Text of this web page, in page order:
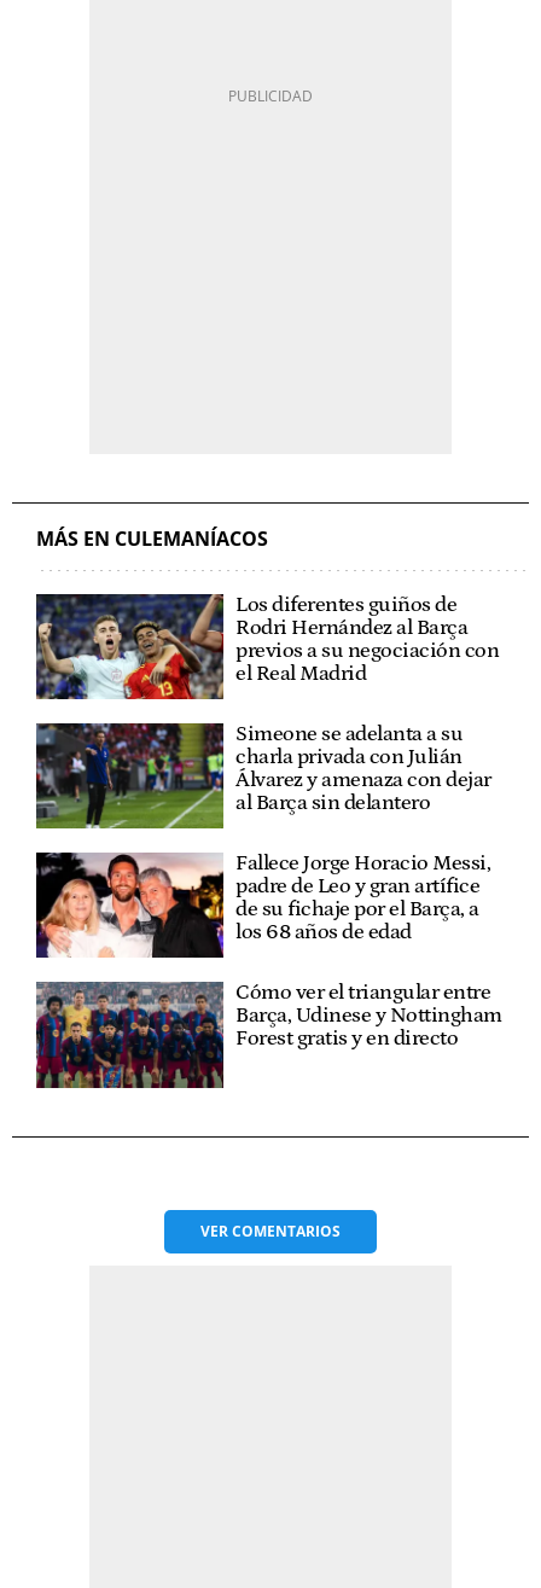
MÁS EN CULEMANÍACOS
Los diferentes guiños de
Rodri Hernández al Barça
previos a su negociación con
el Real Madrid
Simeone se adelanta a su
charla privada con Julián
Álvarez y amenaza con dejar
al Barça sin delantero
Fallece Jorge Horacio Messi,
padre de Leo y gran artífice
de su fichaje por el Barça, a
los 68 años de edad
Cómo ver el triangular entre
Barça, Udinese y Nottingham
Forest gratis y en directo
VERCOMENTARIOS